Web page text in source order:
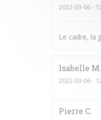
2022-03-06-
Le cadre, la
Isabelle M
2022-03-06-
Pierre C